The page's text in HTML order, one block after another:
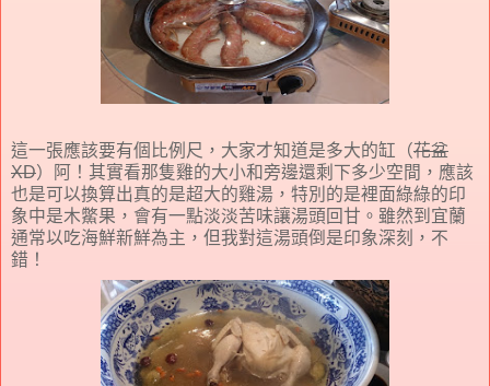
這一張應該要有個比例尺，大家才知道是多大的缸（花盆
XD）阿！其實看那隻雞的大小和旁邊還剩下多少空間，應該
也是可以換算出真的是超大的雞湯，特別的是裡面綠綠的印
象中是木鱉果，會有一點淡淡苦味讓湯頭回甘。雖然到宜蘭
通常以吃海鮮新鮮為主，但我對這湯頭倒是印象深刻，不
錯！